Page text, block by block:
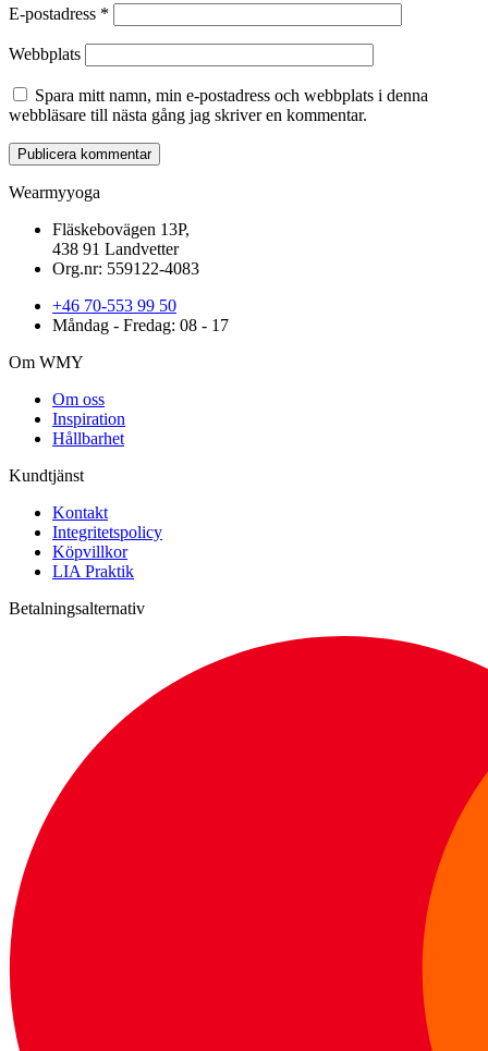
E-postadress *
Webbplats
Spara mitt namn, min e-postadress och webbplats i denna
webbläsare till nästa gång jag skriver en kommentar.
Wearmyyoga
Fläskebovägen 13P,
438 91 Landvetter
Org.nr: 559122-4083
+46 70-553 99 50
Måndag - Fredag: 08 - 17
Om WMY
Om oss
Inspiration
Hållbarhet
Kundtjänst
Kontakt
Integritetspolicy
Köpvillkor
LIA Praktik
Betalningsalternativ